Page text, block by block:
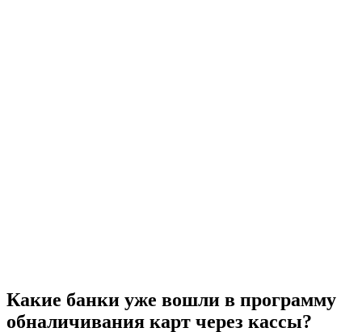
Какие банки уже вошли в программу
обналичивания карт через кассы?